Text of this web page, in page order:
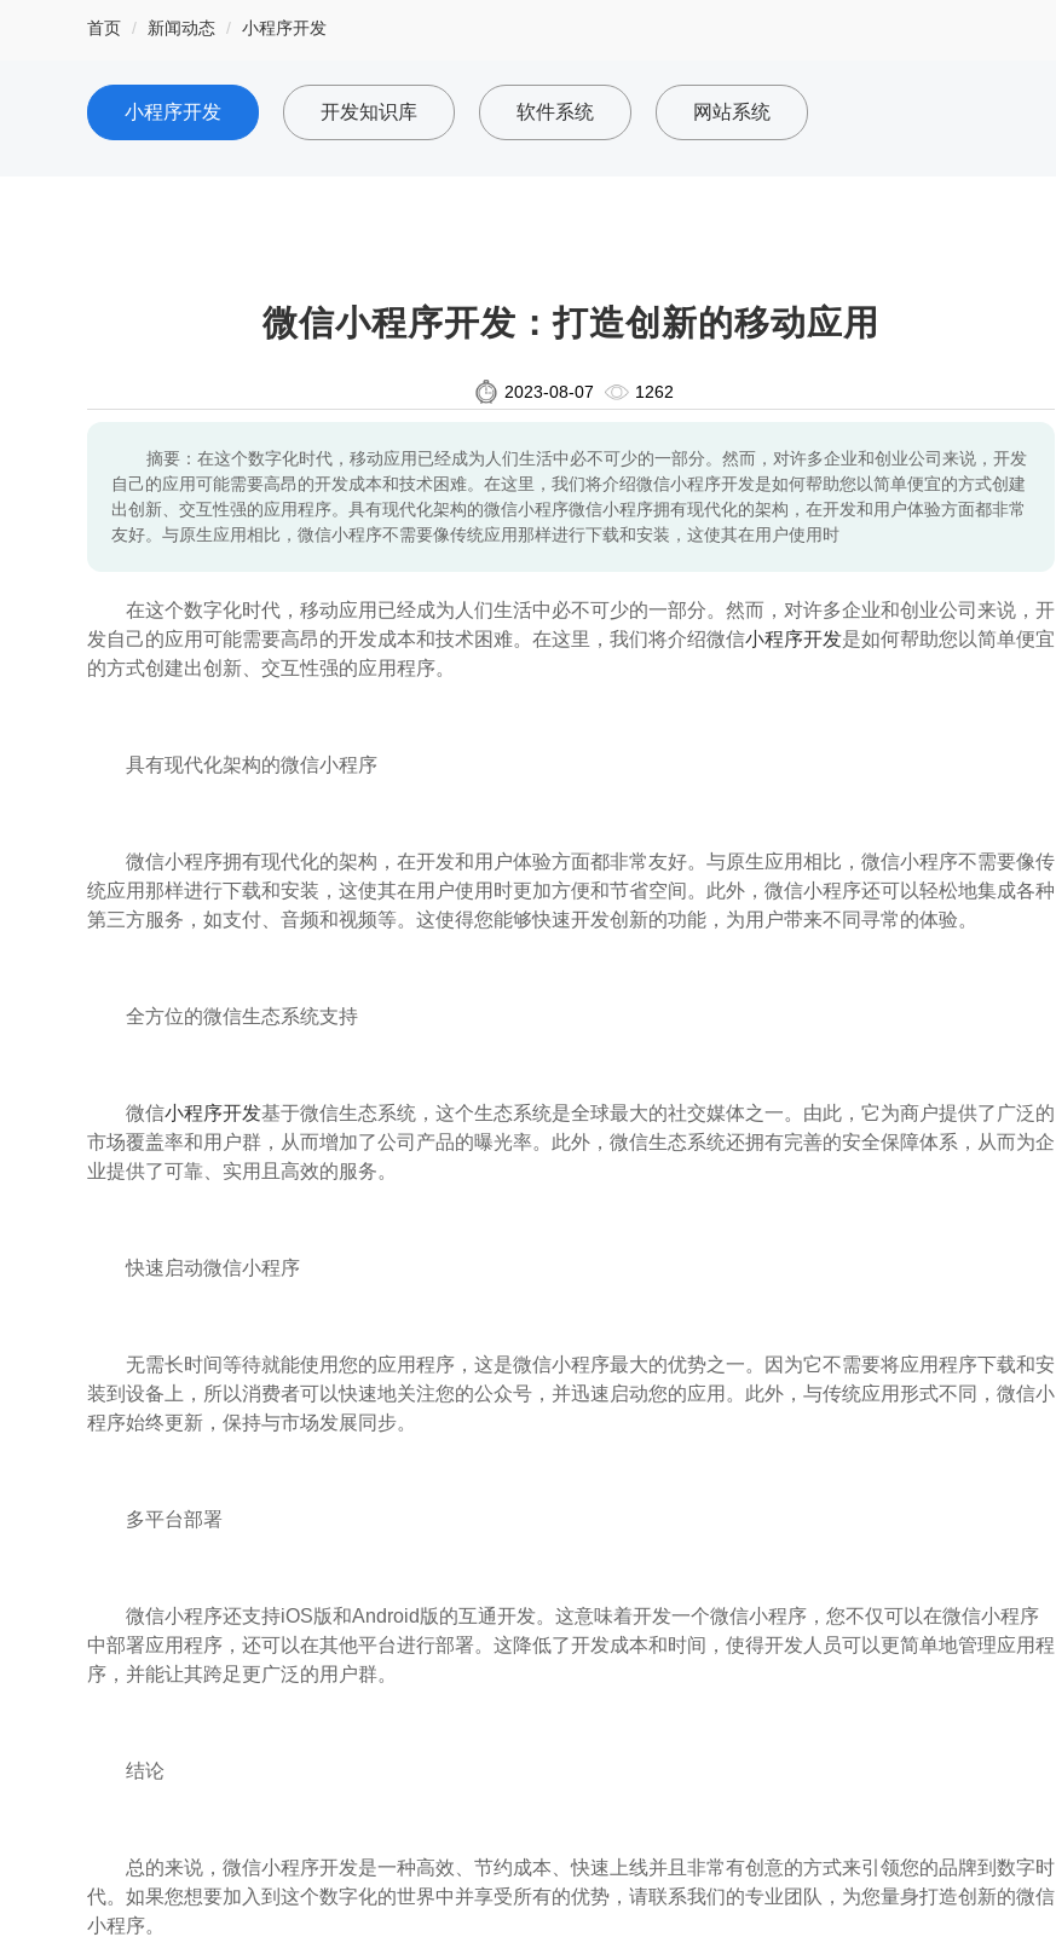
首页 新闻动态 小程序开发
小程序开发 开发知识库 软件系统 网站系统
微信小程序开发：打造创新的移动应用
2023-08-07 1262
摘要：在这个数字化时代，移动应用已经成为人们生活中必不可少的一部分。然而，对许多企业和创业公司来说，开发
自己的应用可能需要高昂的开发成本和技术困难。在这里，我们将介绍微信小程序开发是如何帮助您以简单便宜的方式创建
出创新、交互性强的应用程序。具有现代化架构的微信小程序微信小程序拥有现代化的架构，在开发和用户体验方面都非常
友好。与原生应用相比，微信小程序不需要像传统应用那样进行下载和安装，这使其在用户使用时
在这个数字化时代，移动应用已经成为人们生活中必不可少的一部分。然而，对许多企业和创业公司来说，开
发自己的应用可能需要高昂的开发成本和技术困难。在这里，我们将介绍微信小程序开发是如何帮助您以简单便宜
的方式创建出创新、交互性强的应用程序。
具有现代化架构的微信小程序
微信小程序拥有现代化的架构，在开发和用户体验方面都非常友好。与原生应用相比，微信小程序不需要像传
统应用那样进行下载和安装，这使其在用户使用时更加方便和节省空间。此外，微信小程序还可以轻松地集成各种
第三方服务，如支付、音频和视频等。这使得您能够快速开发创新的功能，为用户带来不同寻常的体验。
全方位的微信生态系统支持
微信小程序开发基于微信生态系统，这个生态系统是全球最大的社交媒体之一。由此，它为商户提供了广泛的
市场覆盖率和用户群，从而增加了公司产品的曝光率。此外，微信生态系统还拥有完善的安全保障体系，从而为企
业提供了可靠、实用且高效的服务。
快速启动微信小程序
无需长时间等待就能使用您的应用程序，这是微信小程序最大的优势之一。因为它不需要将应用程序下载和安
装到设备上，所以消费者可以快速地关注您的公众号，并迅速启动您的应用。此外，与传统应用形式不同，微信小
程序始终更新，保持与市场发展同步。
多平台部署
微信小程序还支持iOS版和Android版的互通开发。这意味着开发一个微信小程序，您不仅可以在微信小程序
中部署应用程序，还可以在其他平台进行部署。这降低了开发成本和时间，使得开发人员可以更简单地管理应用程
序，并能让其跨足更广泛的用户群。
结论
总的来说，微信小程序开发是一种高效、节约成本、快速上线并且非常有创意的方式来引领您的品牌到数字时
代。如果您想要加入到这个数字化的世界中并享受所有的优势，请联系我们的专业团队，为您量身打造创新的微信
小程序。